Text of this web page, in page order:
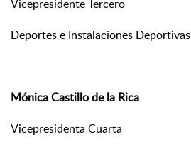
Vicepresidente Tercero
Deportes e Instalaciones Deportivas
Mónica Castillo de la Rica
Vicepresidenta Cuarta